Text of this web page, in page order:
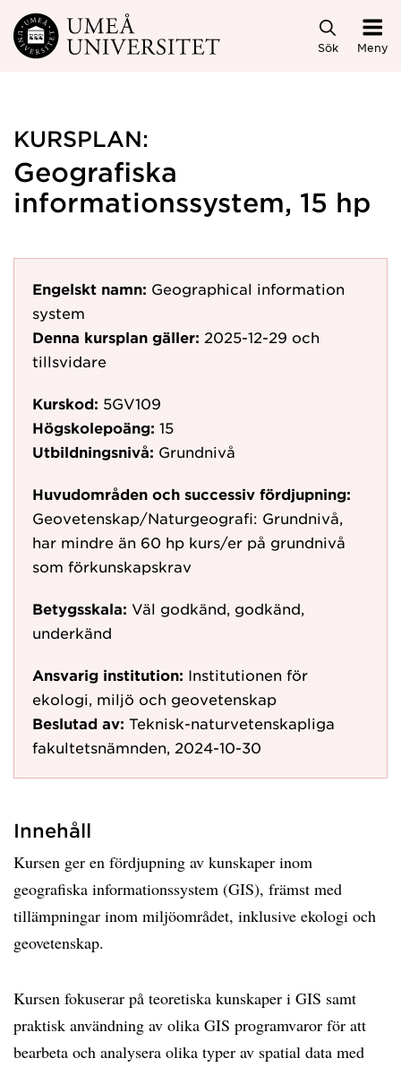
Hoppa direkt till innehållet
Sök Meny
KURSPLAN:
Geografiska
informationssystem, 15 hp
Engelskt namn: Geographical information
system
Denna kursplan gäller: 2025-12-29 och
tillsvidare
Kurskod: 5GV109
Högskolepoäng: 15
Utbildningsnivå: Grundnivå
Huvudområden och successiv fördjupning:
Geovetenskap/Naturgeografi: Grundnivå,
har mindre än 60 hp kurs/er på grundnivå
som förkunskapskrav
Betygsskala: Väl godkänd, godkänd,
underkänd
Ansvarig institution: Institutionen för
ekologi, miljö och geovetenskap
Beslutad av: Teknisk-naturvetenskapliga
fakultetsnämnden, 2024-10-30
Innehåll
Kursen ger en fördjupning av kunskaper inom
geografiska informationssystem (GIS), främst med
tillämpningar inom miljöområdet, inklusive ekologi och
geovetenskap.
Kursen fokuserar på teoretiska kunskaper i GIS samt
praktisk användning av olika GIS programvaror för att
bearbeta och analysera olika typer av spatial data med